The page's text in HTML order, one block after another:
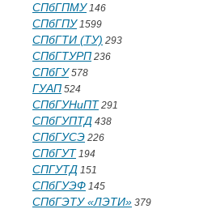
СПбГПМУ146
СПбГПУ1599
СПбГТИ (ТУ) 293
СПбГТУРП 236
СПбГУ578
ГУАП 524
СПбГУНиПТ 291
СПбГУПТД 438
СПбГУСЭ 226
СПбГУТ 194
СПГУТД 151
СПбГУЭФ 145
СПбГЭТУ «ЛЭТИ» 379